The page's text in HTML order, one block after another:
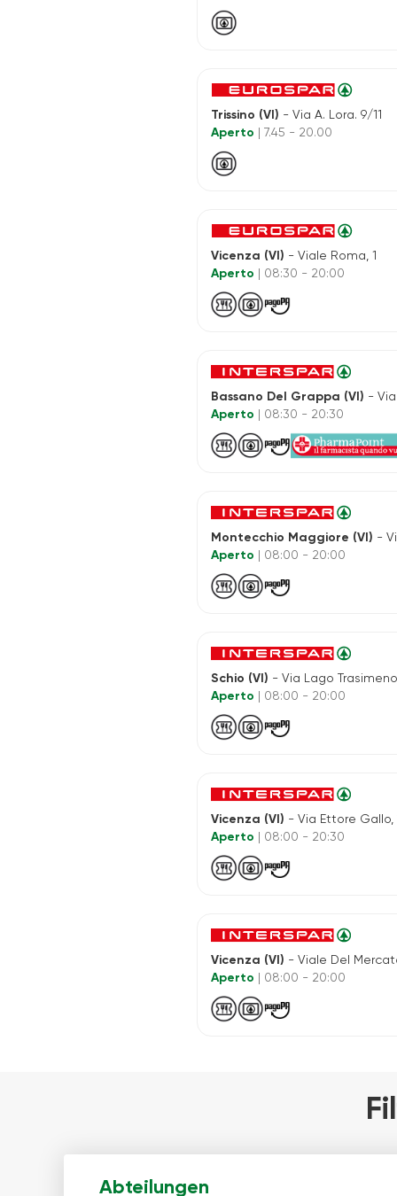
Trissino (VI) - Via A. Lora. 9/11
Aperto
| 7.45 - 20.00
Vicenza (VI) - Viale Roma, 1
Aperto
| 08:30 - 20:00
Bassano Del Grappa (VI) - Via
Aperto
| 08:30 - 20:30
Montecchio Maggiore (VI) -
Aperto
| 08:00 - 20:00
Schio (VI) - Via Lago
Aperto
| 08:00 - 20:00
Vicenza (VI) - Via Ettore Gallo,
Aperto
| 08:00 - 20:30
Vicenza (VI) - Viale Del Mercato
Aperto
| 08:00 - 20:00
Abteilungen